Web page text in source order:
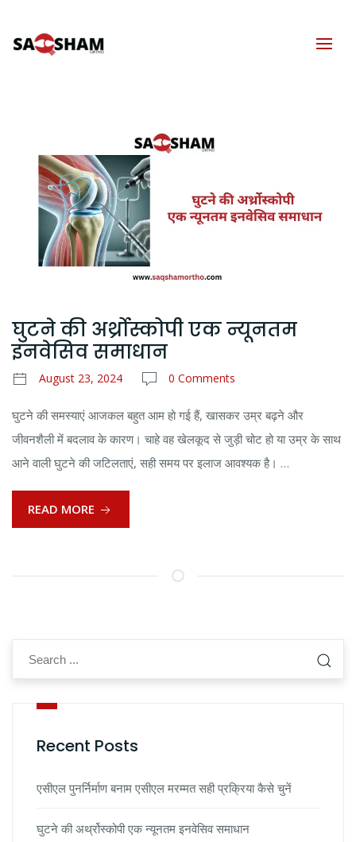
घुटने की अर्थ्रोस्कोपी एक न्यूनतम
इनवेसिव समाधान
August 23, 2024 0 Comments
घुटने की समस्याएं आजकल बहुत आम हो गई हैं, खासकर उम्र बढ़ने और
जीवनशैली में बदलाव के कारण। चाहे वह खेलकूद से जुड़ी चोट हो या उम्र के साथ
आने वाली घुटने की जटिलताएं, सही समय पर इलाज आवश्यक है। …
READ MORE
Recent Posts
एसीएल पुनर्निर्माण बनाम एसीएल मरम्मत सही प्रक्रिया कैसे चुनें
घुटने की अर्थ्रोस्कोपी एक न्यूनतम इनवेसिव समाधान